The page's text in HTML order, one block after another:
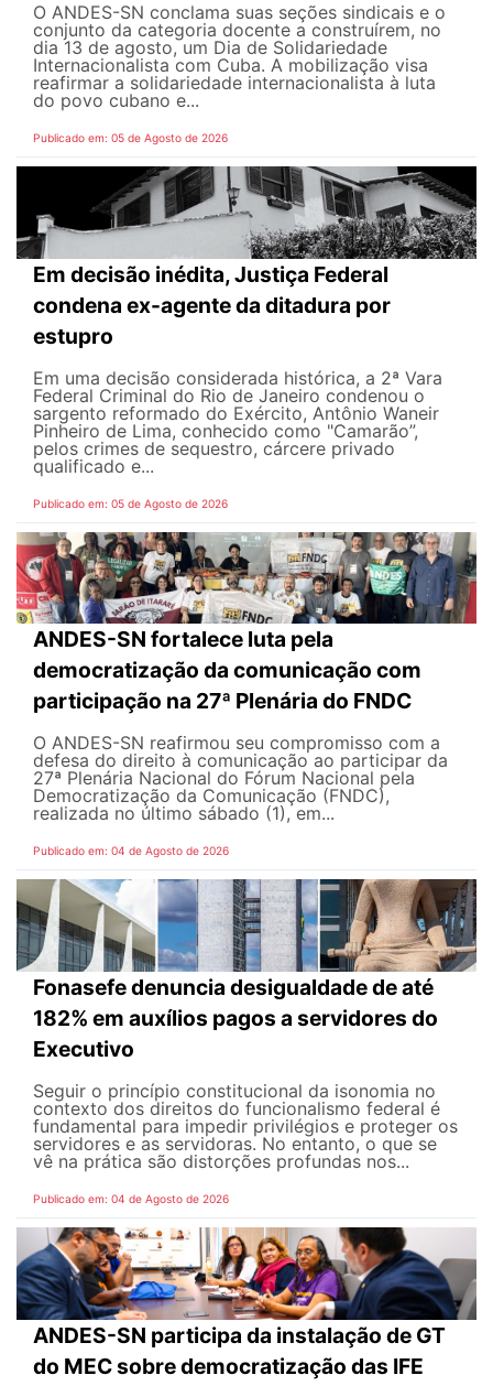
O ANDES-SN conclama suas seções sindicais e o
conjunto da categoria docente a construírem, no
dia 13 de agosto, um Dia de Solidariedade
Internacionalista com Cuba. A mobilização visa
reafirmar a solidariedade internacionalista à luta
do povo cubano e...
Publicado em: 05 de Agosto de 2026
Em decisão inédita, Justiça Federal
condena ex-agente da ditadura por
estupro
Em uma decisão considerada histórica, a 2ª Vara
Federal Criminal do Rio de Janeiro condenou o
sargento reformado do Exército, Antônio Waneir
Pinheiro de Lima, conhecido como "Camarão”,
pelos crimes de sequestro, cárcere privado
qualificado e...
Publicado em: 05 de Agosto de 2026
ANDES-SN fortalece luta pela
democratização da comunicação com
participação na 27ª Plenária do FNDC
O ANDES-SN reafirmou seu compromisso com a
defesa do direito à comunicação ao participar da
27ª Plenária Nacional do Fórum Nacional pela
Democratização da Comunicação (FNDC),
realizada no último sábado (1), em...
Publicado em: 04 de Agosto de 2026
Fonasefe denuncia desigualdade de até
182% em auxílios pagos a servidores do
Executivo
Seguir o princípio constitucional da isonomia no
contexto dos direitos do funcionalismo federal é
fundamental para impedir privilégios e proteger os
servidores e as servidoras. No entanto, o que se
vê na prática são distorções profundas nos...
Publicado em: 04 de Agosto de 2026
ANDES-SN participa da instalação de GT
do MEC sobre democratização das IFE